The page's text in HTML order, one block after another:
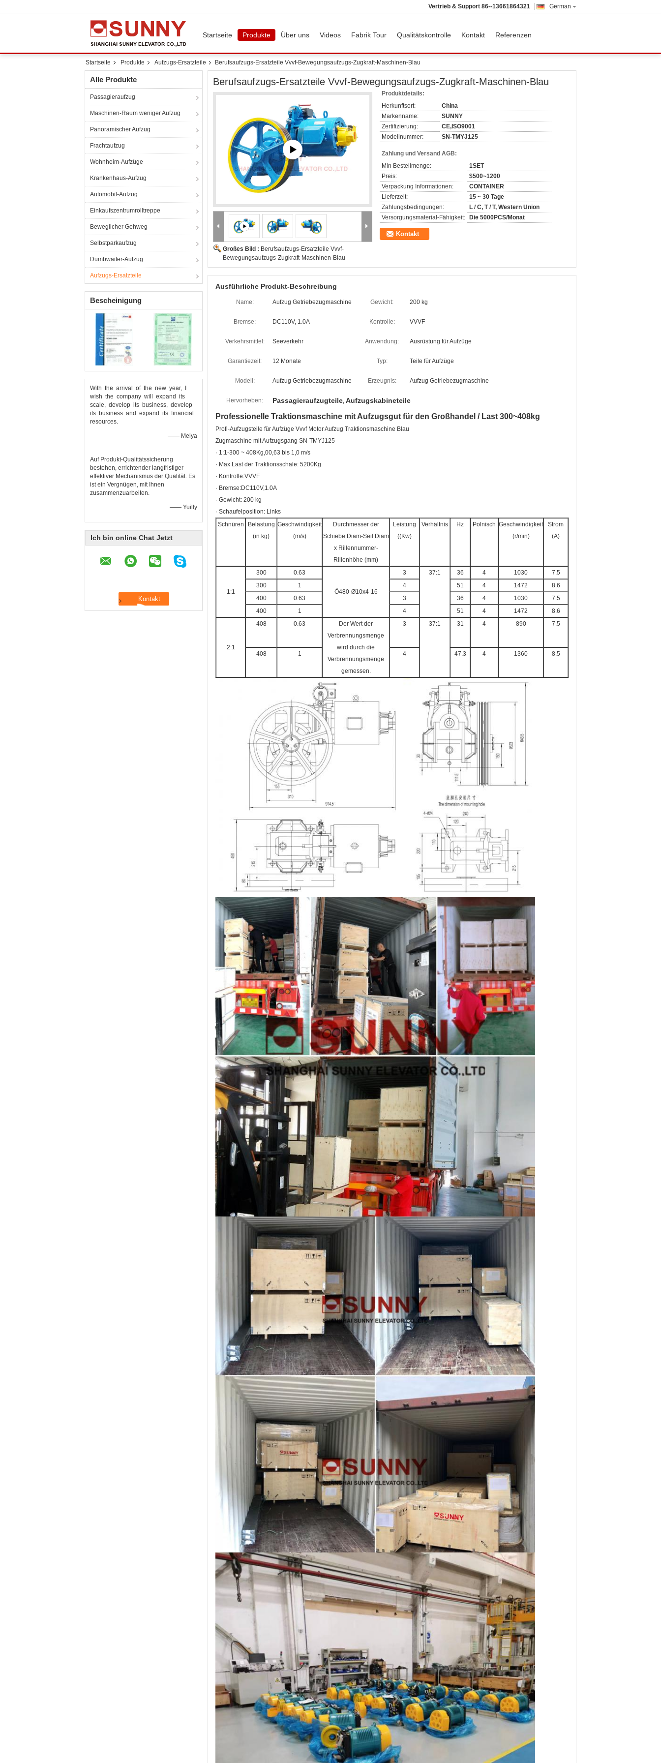
German
Vertrieb & Support 86--13661864321
Startseite Produkte Über uns Videos Fabrik Tour Qualitätskontrolle Kontakt Referenzen
Startseite Produkte Aufzugs-Ersatzteile Berufsaufzugs-Ersatzteile Vvvf-Bewegungsaufzugs-Zugkraft-Maschinen-Blau
Alle Produkte
Passagieraufzug
Maschinen-Raum weniger Aufzug
Panoramischer Aufzug
Frachtaufzug
Wohnheim-Aufzüge
Krankenhaus-Aufzug
Automobil-Aufzug
Einkaufszentrumrolltreppe
Beweglicher Gehweg
Selbstparkaufzug
Dumbwaiter-Aufzug
Aufzugs-Ersatzteile
Bescheinigung
With the arrival of the new year, I
wish the company will expand its
scale, develop its business, develop
its business and expand its financial
resources.
—— Melya
Auf Produkt-Qualitätssicherung
bestehen, errichtender langfristiger
effektiver Mechanismus der Qualität. Es
ist ein Vergnügen, mit Ihnen
zusammenzuarbeiten.
—— Yuilly
Ich bin online Chat Jetzt
Berufsaufzugs-Ersatzteile Vvvf-Bewegungsaufzugs-Zugkraft-Maschinen-Blau
Großes Bild : Berufsaufzugs-Ersatzteile Vvvf-
Bewegungsaufzugs-Zugkraft-Maschinen-Blau
Produktdetails:
Herkunftsort:
China
Markenname:
SUNNY
Zertifizierung:
CE,ISO9001
Modellnummer:
SN-TMYJ125
Zahlung und Versand AGB:
Min Bestellmenge:
1SET
Preis:
$500~1200
Verpackung Informationen:
CONTAINER
Lieferzeit:
15 ~ 30 Tage
Zahlungsbedingungen:
L / C, T / T, Western Union
Versorgungsmaterial-Fähigkeit:
Die 5000PCS/Monat
Kontakt
Ausführliche Produkt-Beschreibung
Name: Aufzug Getriebezugmaschine Gewicht: 200 kg
Bremse: DC110V, 1.0A Kontrolle: VVVF
Verkehrsmittel: Seeverkehr Anwendung: Ausrüstung für Aufzüge
Garantiezeit: 12 Monate Typ: Teile für Aufzüge
Modell: Aufzug Getriebezugmaschine Erzeugnis: Aufzug Getriebezugmaschine
Hervorheben: Passagieraufzugteile, Aufzugskabineteile
Professionelle Traktionsmaschine mit Aufzugsgut für den Großhandel / Last 300~408kg
Profi-Aufzugsteile für Aufzüge Vvvf Motor Aufzug Traktionsmaschine Blau
Zugmaschine mit Aufzugsgang SN-TMYJ125
· 1:1-300 ~ 408Kg,00,63 bis 1,0 m/s
· Max.Last der Traktionsschale: 5200Kg
· Kontrolle:VVVF
· Bremse:DC110V,1.0A
· Gewicht: 200 kg
· Schaufelposition: Links
Schnüren
Belastung
(in kg)
Geschwindigkeit
(m/s)
Durchmesser der
Schiebe Diam-Seil Diam
x Rillennummer-
Rillenhöhe (mm)
Leistung
((Kw)
Verhältnis Hz Polnisch Geschwindigkeit
(r/min)
Strom
(A)
1:1
300 0.63
Ö480-Ø10x4-16
3 37:1 36 4 1030
7.5
300
1 4 51 4 1472
8.6
400
0.63 3 36 4 1030
7.5
400
1 4 51 4 1472 8.6
2:1
408 0.63
Der Wert der
Verbrennungsmenge
wird durch die
Verbrennungsmenge
gemessen.
3 37:1 31 4 890 7.5
408 1 4 47.3 4 1360 8.5